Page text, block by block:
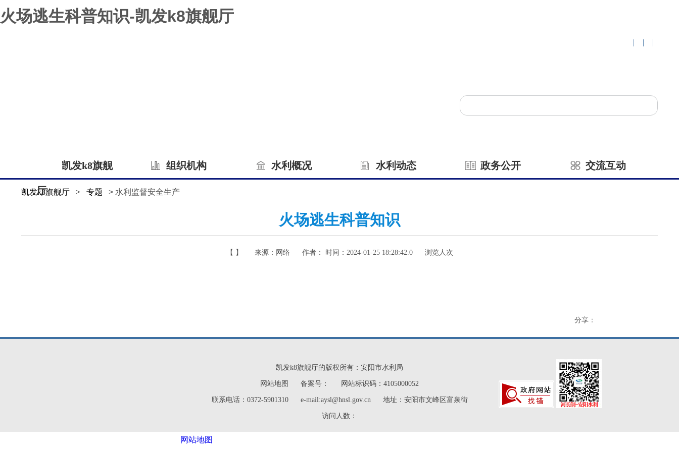
火场逃生科普知识-凯发k8旗舰厅
| | |
凯发k8旗舰
厅
组织机构 水利概况 水利动态 政务公开 交流互动
凯发k8旗舰厅 > 专题 > 水利监督安全生产
火场逃生科普知识
【 】 来源： 网络 作者： 时间： 2024-01-25 18:28:42.0 浏览人次
分享：
凯发k8旗舰厅的版权所有：安阳市水利局
网站地图 备案号： 网站标识码：4105000052
联系电话：0372-5901310 e-mail:aysl@hnsl.gov.cn 地址：安阳市文峰区富泉街
访问人数：
网站地图